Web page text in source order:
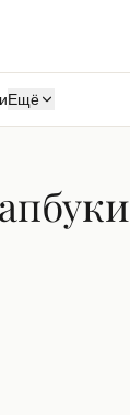
Ещё